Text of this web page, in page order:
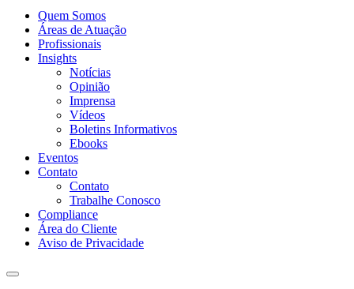
Quem Somos
Áreas de Atuação
Profissionais
Insights
Notícias
Opinião
Imprensa
Vídeos
Boletins Informativos
Ebooks
Eventos
Contato
Contato
Trabalhe Conosco
Compliance
Área do Cliente
Aviso de Privacidade